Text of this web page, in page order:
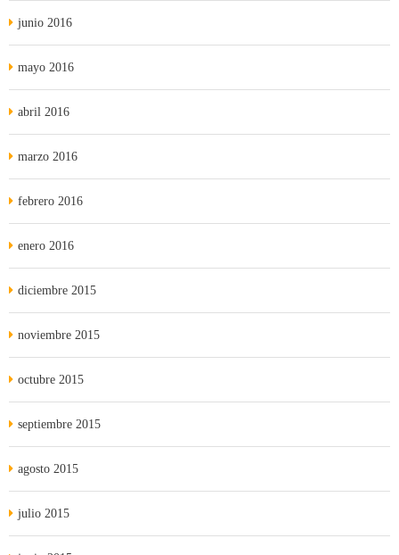
junio 2016
mayo 2016
abril 2016
marzo 2016
febrero 2016
enero 2016
diciembre 2015
noviembre 2015
octubre 2015
septiembre 2015
agosto 2015
julio 2015